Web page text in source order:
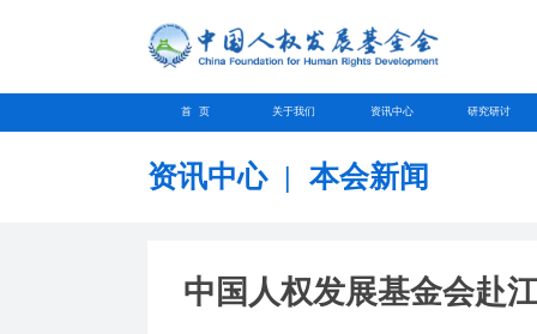
首 页 关于我们 资讯中心 研究研讨
资讯中心 | 本会新闻
中国人权发展基金会赴